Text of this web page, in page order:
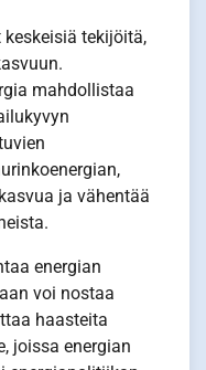
tekijöitä,
mahdollistaa
ja vähentää
energian
voi nostaa
haasteita
joissa energian